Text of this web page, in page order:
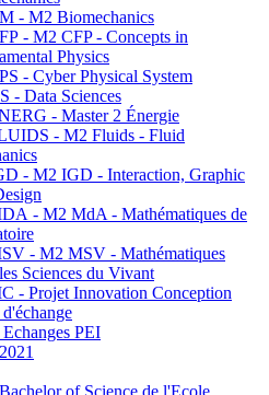
- M2 Biomechanics
- M2 CFP - Concepts in
Physics
- Cyber Physical System
- Data Sciences
- Master 2 Énergie
- M2 Fluids - Fluid
- M2 IGD - Interaction, Graphic
- M2 MdA - Mathématiques de
- M2 MSV - Mathématiques
Sciences du Vivant
- Projet Innovation Conception
PEI
of Science de l'Ecole